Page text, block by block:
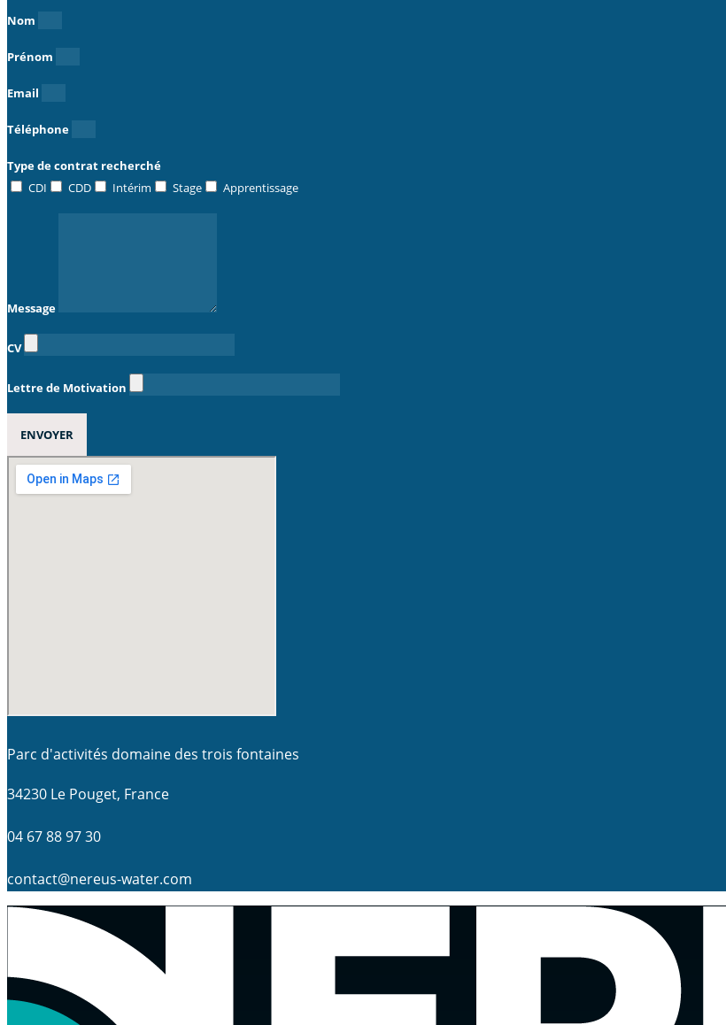
Nom
Prénom
Email
Téléphone
Type de contrat recherché
CDI
CDD Intérim Stage Apprentissage
Message
CV
Lettre de Motivation
ENVOYER
Parc d'activités domaine des trois fontaines
34230 Le Pouget, France
04 67 88 97 30
contact@nereus-water.com